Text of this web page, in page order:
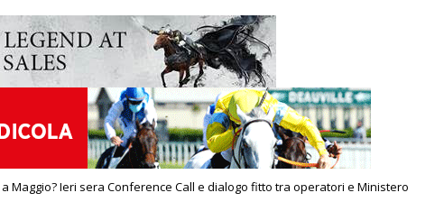
Maggio? Ieri sera Conference Call e dialogo fitto tra operatori e Ministero